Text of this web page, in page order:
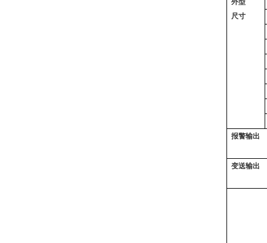
外型
尺寸
报警输出
变送输出